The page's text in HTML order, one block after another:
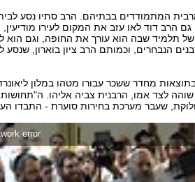
המתמודדים בבתיהם. הרב סתיו נסע
הרב דוד לאו עזב את המקום לעירו מודיעין,
תלמיד שבה הוא עורך את החופה, וגם הוא
הנבחרים, וכמותם הרב ציון בוארון, שנסע
מחדר ששכר עבורו מטהו במלון
לצד אמו, הרבנית צביה אליהו. ה"תחושות
שעבר מערכת בחירות סוערת - התבדו
error